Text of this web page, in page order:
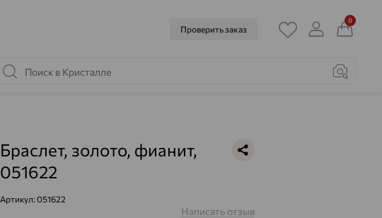
Проверить заказ
0
Браслет, золото, фианит,
051622
Артикул: 051622
Написать отзыв